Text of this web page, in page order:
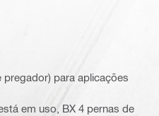
para aplicações
em uso, BX 4 pernas de